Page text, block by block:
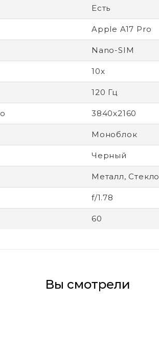
Есть
Apple A17 Pro
Nano-SIM
10x
120 Гц
3840x2160
Моноблок
Черный
Металл, Стекло
f/1.78
60
Вы смотрели